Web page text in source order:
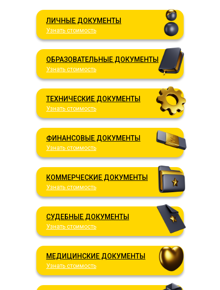
ЛИЧНЫЕ ДОКУМЕНТЫ
Узнать стоимость
ФИНАНСОВЫЕ ДОКУМЕНТЫ
Узнать стоимость
МЕДИЦИНСКИЕ ДОКУМЕНТЫ
Узнать стоимость
ОБРАЗОВАТЕЛЬНЫЕ ДОКУМЕНТЫ
Узнать стоимость
КОММЕРЧЕСКИЕ ДОКУМЕНТЫ
Узнать стоимость
ТЕХНИЧЕСКИЕ ДОКУМЕНТЫ
Узнать стоимость
СУДЕБНЫЕ ДОКУМЕНТЫ
Узнать стоимость